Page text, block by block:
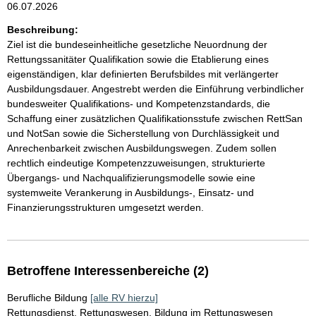
06.07.2026
Beschreibung:
Ziel ist die bundeseinheitliche gesetzliche Neuordnung der
Rettungssanitäter Qualifikation sowie die Etablierung eines
eigenständigen, klar definierten Berufsbildes mit verlängerter
Ausbildungsdauer. Angestrebt werden die Einführung verbindlicher
bundesweiter Qualifikations- und Kompetenzstandards, die
Schaffung einer zusätzlichen Qualifikationsstufe zwischen RettSan
und NotSan sowie die Sicherstellung von Durchlässigkeit und
Anrechenbarkeit zwischen Ausbildungswegen. Zudem sollen
rechtlich eindeutige Kompetenzzuweisungen, strukturierte
Übergangs- und Nachqualifizierungsmodelle sowie eine
systemweite Verankerung in Ausbildungs-, Einsatz- und
Finanzierungsstrukturen umgesetzt werden.
Betroffene Interessenbereiche (2)
Berufliche Bildung [alle RV hierzu]
Rettungsdienst, Rettungswesen, Bildung im Rettungswesen